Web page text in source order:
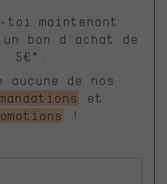
maintenant
bon d'achat de
5€*.
aucune de nos
et
!